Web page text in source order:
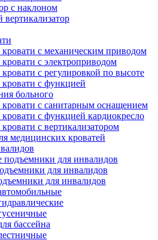
с наклоном
с механическим приводом
с электроприводом
с регулировкой по высоте
с функцией
больного
с санитарным оснащением
с функцией кардиокресло
с вертикализатором
медицинских кроватей
подъемники для инвалидов
для инвалидов
для инвалидов
бассейна